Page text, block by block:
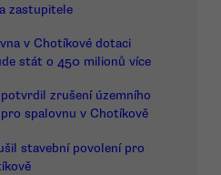
zastupitele
v Chotíkové dotaci
stát o 450 milionů více
zrušení územního
spalovnu v Chotíkově
stavební povolení pro